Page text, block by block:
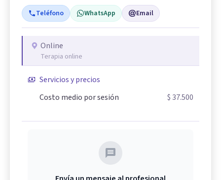
Teléfono WhatsApp Email
Online
Terapia online
Servicios y precios
Costo medio por sesión
$ 37.500